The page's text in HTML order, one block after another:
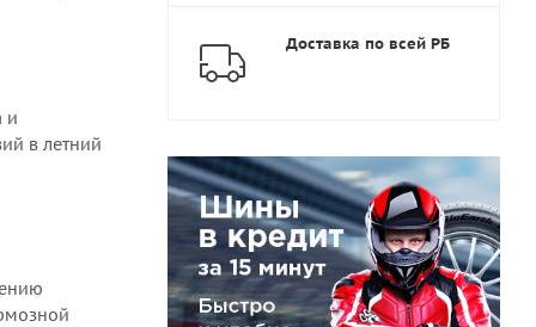
и
в летний
Доставка по всей РБ